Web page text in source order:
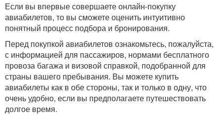
Если вы впервые совершаете онлайн-покупку
авиабилетов, то вы сможете оценить интуитивно
понятный процесс подбора и бронирования.
Перед покупкой авиабилетов ознакомьтесь, пожалуйста,
с информацией для пассажиров, нормами бесплатного
провоза багажа и визовой справкой, подобранной для
страны вашего пребывания. Вы можете купить
авиабилеты как в обе стороны, так и только в одну, что
очень удобно, если вы предполагаете путешествовать
долгое время.